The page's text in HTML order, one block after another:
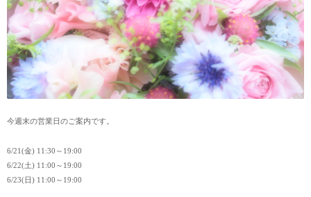
今週末の営業日のご案内です。
6/21(金) 11:30～19:00
6/22(土) 11:00～19:00
6/23(日) 11:00～19:00